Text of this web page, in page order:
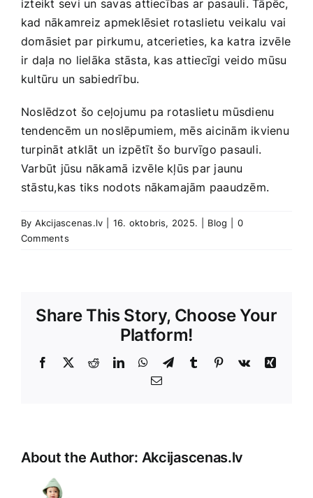
izteikt sevi ‌un​ savas attiecības ar ⁣pasauli. Tāpēc,
kad nākamreiz apmeklēsiet rotaslietu veikalu vai⁢
domāsiet par pirkumu, ‌atcerieties, ka katra izvēle
ir​ daļa no lielāka stāsta, kas attiecīgi veido mūsu
kultūru un sabiedrību.
Noslēdzot⁣ šo ‍ceļojumu⁤ pa rotaslietu⁣ mūsdienu
tendencēm un noslēpumiem, mēs aicinām ikvienu
‌turpināt atklāt un izpētīt šo burvīgo pasauli.
‍Varbūt jūsu nākamā izvēle kļūs par jaunu
‍stāstu,kas tiks nodots nākamajām paaudzēm.
By Akcijascenas.lv 16. oktobris, 2025. Blog
0
Comments
Share This Story, Choose Your
Platform!
Facebook
X RedditLinkedInWhatsApp
TelegramTumblr Pinterest
Vk
Xing
E-
About the Author: Akcijascenas.lv